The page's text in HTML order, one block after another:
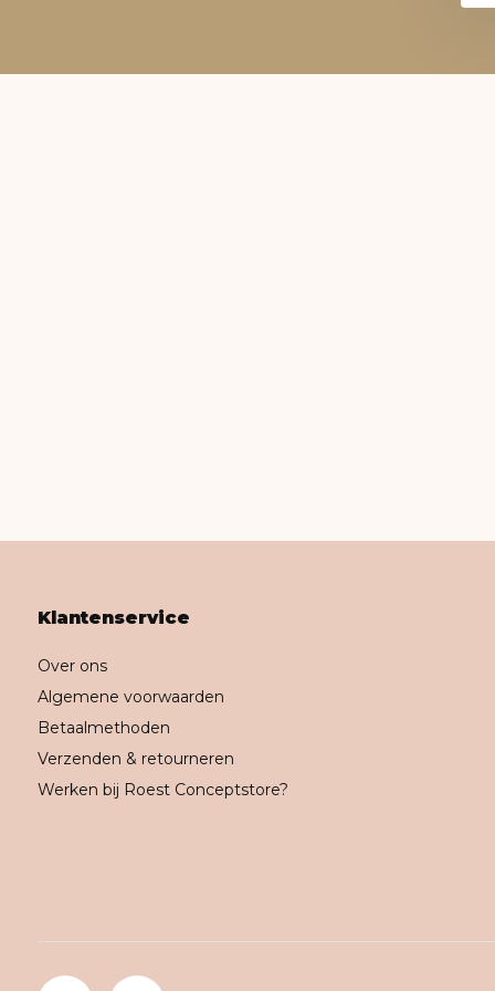
Klantenservice
Over ons
Algemene voorwaarden
Betaalmethoden
Verzenden & retourneren
Werken bij Roest Conceptstore?